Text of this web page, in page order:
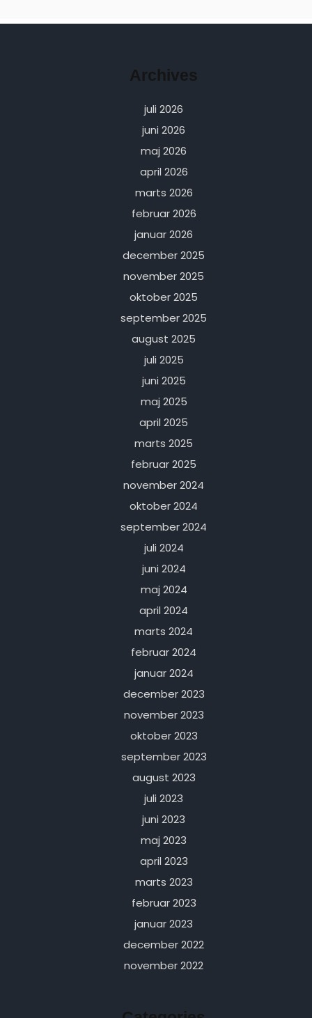
Archives
juli 2026
juni 2026
maj 2026
april 2026
marts 2026
februar 2026
januar 2026
december 2025
november 2025
oktober 2025
september 2025
august 2025
juli 2025
juni 2025
maj 2025
april 2025
marts 2025
februar 2025
november 2024
oktober 2024
september 2024
juli 2024
juni 2024
maj 2024
april 2024
marts 2024
februar 2024
januar 2024
december 2023
november 2023
oktober 2023
september 2023
august 2023
juli 2023
juni 2023
maj 2023
april 2023
marts 2023
februar 2023
januar 2023
december 2022
november 2022